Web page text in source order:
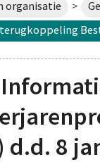
organisatie >
d.d. 8